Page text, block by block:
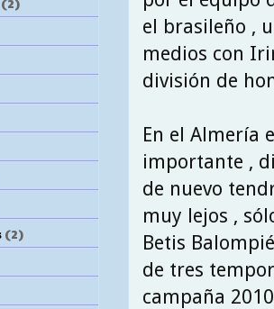
el brasileño ,
medios con
división de
En el Almería
importante ,
de nuevo
muy lejos ,
Betis
de tres
campaña
(2)